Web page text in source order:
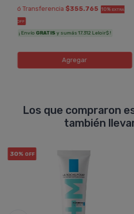
ó Transferencia $355.765 10% EXTRA
OFF
¡ Envío GRATIS y sumás 17.312 Leloir$ !
Agregar
Los que compraron
también
30% OFF